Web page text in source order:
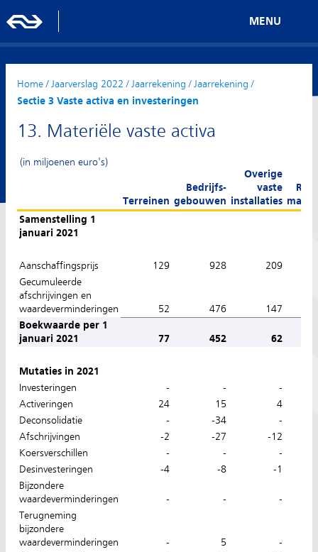
MENU
Home/ Jaarverslag 2022 / Jaarrekening / Jaarrekening /
Sectie 3 Vaste activa en investeringen
13. Materiële vaste activa
(in miljoenen euro's)
Terreinen
Bedrijfs-
gebouwen
Overige
vaste
installaties
Samenstelling 1
januari 2021
Aanschaffingsprijs 129 928 209
Gecumuleerde
afschrijvingen en
waardeverminderingen
52 476 147
Boekwaarde per 1
januari 2021
77 452 62
Mutaties in 2021
Investeringen
- -
-
Activeringen
24 15 4
Deconsolidatie
- -34
-
Afschrijvingen
-2 -27 -12
Koersverschillen
- -
-
Desinvesteringen
-4 -8
-1
Bijzondere
waardeverminderingen
- -
-
Terugneming
bijzondere
waardeverminderingen
- 5
-